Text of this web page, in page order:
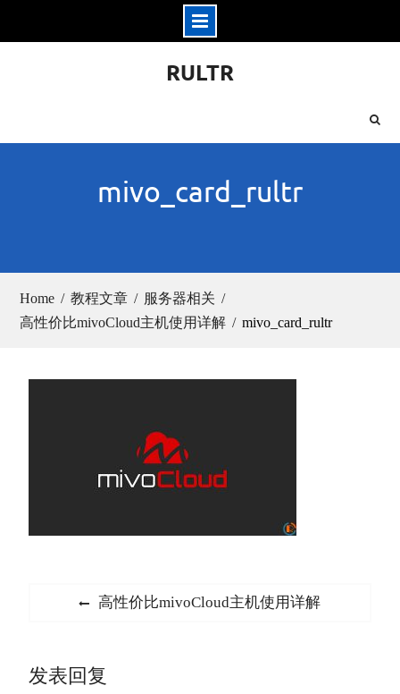
RULTR
mivo_card_rultr
Home 教程文章
服务器相关
高性价比mivoCloud主机使用详解
mivo_card_rultr
航
Previous
高性价比mivoCloud主机使用详解
发表回复